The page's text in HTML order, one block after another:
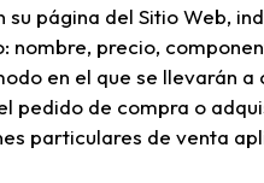
página del Sitio Web,
nombre, precio,
en el que se llevarán a
pedido de compra o
particulares de venta